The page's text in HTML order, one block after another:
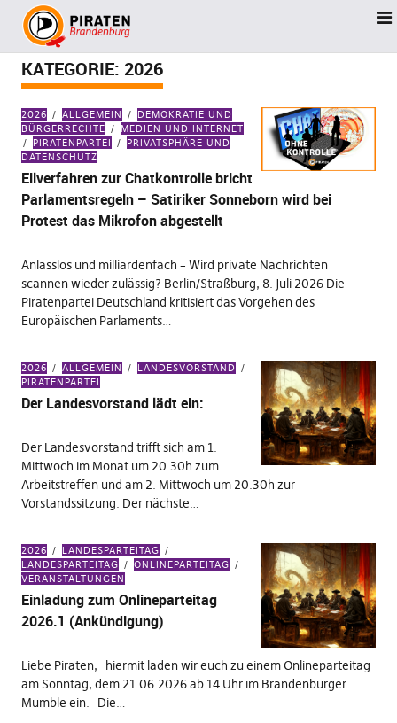
KATEGORIE: 2026
2026 ALLGEMEIN
DEMOKRATIE UND
BÜRGERRECHTE
MEDIEN UND INTERNET
PIRATENPARTEI
PRIVATSPHÄRE UND
DATENSCHUTZ
Eilverfahren zur Chatkontrolle bricht
Parlamentsregeln – Satiriker Sonneborn wird bei
Protest das Mikrofon abgestellt
Anlasslos und milliardenfach – Wird private Nachrichten
scannen wieder zulässig? Berlin/Straßburg, 8. Juli 2026 Die
Piratenpartei Deutschland kritisiert das Vorgehen des
Europäischen Parlaments…
2026 ALLGEMEIN
LANDESVORSTAND
PIRATENPARTEI
Der Landesvorstand lädt ein:
Der Landesvorstand trifft sich am 1.
Mittwoch im Monat um 20.30h zum
Arbeitstreffen und am 2. Mittwoch um 20.30h zur
Vorstandssitzung. Der nächste…
2026
LANDESPARTEITAG
LANDESPARTEITAG
ONLINEPARTEITAG
VERANSTALTUNGEN
Einladung zum Onlineparteitag
2026.1 (Ankündigung)
Liebe Piraten, hiermit laden wir euch zu einem Onlineparteitag
am Sonntag, dem 21.06.2026 ab 14 Uhr im Brandenburger
Mumble ein. Die…